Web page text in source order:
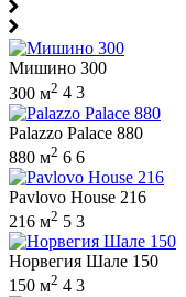
Мишино 300
300 м2 4 3
Palazzo Palace 880
880 м2 6 6
Pavlovo House 216
216 м2 5 3
Норвегия Шале 150
150 м2 4 3